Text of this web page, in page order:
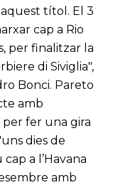
títol. El 3
cap a Rio
per finalitzar la
di Siviglia",
Bonci. Pareto
amb
per fer una gira
dies de
a l’Havana
amb